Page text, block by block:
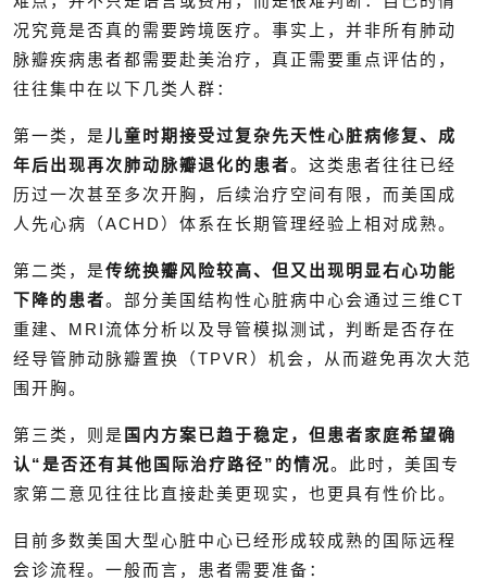
况究竟是否真的需要跨境医疗。事实上，并非所有肺动
脉瓣疾病患者都需要赴美治疗，真正需要重点评估的，
往往集中在以下几类人群：
第一类，是 儿童时期接受过复杂先天性心脏病修复、成
年后出现再次肺动脉瓣退化的患者。这类患者往往已经
历过一次甚至多次开胸，后续治疗空间有限，而美国成
人先心病（ACHD）体系在长期管理经验上相对成熟。
第二类，是传统换瓣风险较高、但又出现明显右心功能
下降的患者。部分美国结构性心脏病中心会通过三维CT
重建、MRI流体分析以及导管模拟测试，判断是否存在
经导管肺动脉瓣置换（TPVR）机会，从而避免再次大范
围开胸。
第三类，则是 国内方案已趋于稳定，但患者家庭希望确
认“是否还有其他国际治疗路径”的情况。此时，美国专
家第二意见往往比直接赴美更现实，也更具有性价比。
目前多数美国大型心脏中心已经形成较成熟的国际远程
会诊流程。一般而言，患者需要准备：